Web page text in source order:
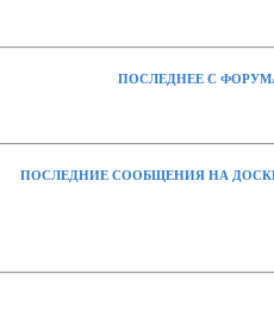
ПОСЛЕДНЕЕ С
ПОСЛЕДНИЕ СООБЩЕНИЯ НА